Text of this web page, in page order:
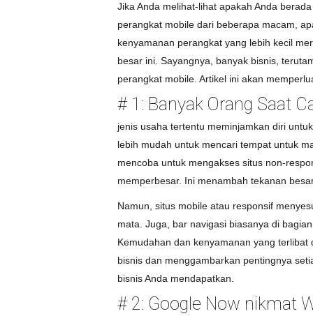
Jika Anda melihat-lihat apakah Anda
perangkat mobile dari beberapa macam,
kenyamanan perangkat yang lebih kecil
besar ini. Sayangnya, banyak bisnis,
perangkat mobile. Artikel ini akan
# 1: Banyak Orang Saat
jenis usaha tertentu meminjamkan diri
lebih mudah untuk mencari tempat untuk
mencoba untuk mengakses situs non-
memperbesar. Ini menambah tekanan
Namun, situs mobile atau responsif
mata. Juga, bar navigasi biasanya di
Kemudahan dan kenyamanan yang
bisnis dan menggambarkan pentingnya
bisnis Anda mendapatkan.
# 2: Google Now nikmat